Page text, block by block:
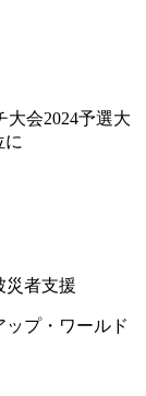
会2024予選大
に
災者支援